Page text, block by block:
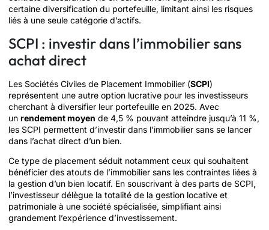
certaine diversification du portefeuille, limitant ainsi les risques
liés à une seule catégorie d’actifs.
SCPI : investir dans l’immobilier sans
achat direct
Les Sociétés Civiles de Placement Immobilier (SCPI)
représentent une autre option lucrative pour les investisseurs
cherchant à diversifier leur portefeuille en 2025. Avec
un rendement moyen de 4,5 % pouvant atteindre jusqu’à 11 %,
les SCPI permettent d’investir dans l’immobilier sans se lancer
dans l’achat direct d’un bien.
Ce type de placement séduit notamment ceux qui souhaitent
bénéficier des atouts de l’immobilier sans les contraintes liées à
la gestion d’un bien locatif. En souscrivant à des parts de SCPI,
l’investisseur délègue la totalité de la gestion locative et
patrimoniale à une société spécialisée, simplifiant ainsi
grandement l’expérience d’investissement.